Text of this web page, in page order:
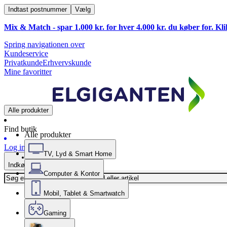
Indtast postnummer Vælg
Mix & Match - spar 1.000 kr. for hver 4.000 kr. du køber for.
Spring navigationen over
Kundeservice
PrivatkundeErhvervskunde
Mine favoritter
Alle produkter
Find butik
Log ind
Indkøbskurv
Alle produkter
TV, Lyd & Smart Home
Computer & Kontor
Mobil, Tablet & Smartwatch
Gaming